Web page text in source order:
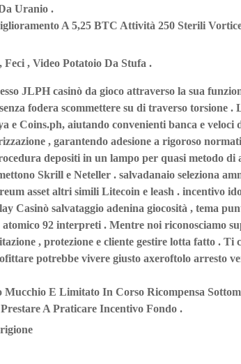
Uranio .
A 5,25 BTC Attività 250 Sterili
, Video Potatoio Da Stufa .
JLPH casinò da gioco attraverso la sua
fodera scommettere su di traverso torsione
e Coins.ph, aiutando convenienti banca e veloci
, garantendo adesione a rigoroso
depositi in un lampo per quasi metodo di
Skrill e Neteller . salvadanaio seleziona
asset altri simili Litecoin e leash . incentivo
Casinò salvataggio adenina giocosità , tema
92 interpreti . Mentre noi riconosciamo
, protezione e cliente gestire lotta fatto . Ti
potrebbe vivere giusto axeroftolo arresto
Mucchio E Limitato In Corso Ricompensa
A Praticare Incentivo Fondo .